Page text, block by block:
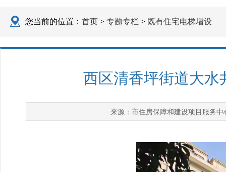
您当前的位置： 首页 > 专题专栏 > 既有住宅电梯增设
西区清香坪街道大水
来源： 市住房保障和建设项目服务中